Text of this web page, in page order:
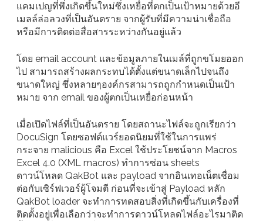
แคมเปญที่พึ่งเกิดขึ้นใหม่ซึ่งเหยื่อที่ตกเป็นเป้าหมายด้วยอี
เมลล์ล่อลวงที่เป็นอันตราย จากผู้รับที่มีความน่าเชื่อถือ
หรือมีการติดต่อสื่อสารระหว่างกันอยู่แล้ว
โดย email account และข้อมูลภายในเมล์ที่ถูกขโมยออก
ไป สามารถสร้างผลกระทบได้ตั้งแต่ขนาดเล็กไปจนถึง
ขนาดใหญ่ ซึ่งหลายๆองค์กรสามารถถูกกำหนดเป็นเป้า
หมาย จาก email ของผู้ตกเป็นเหยื่อก่อนหน้า
เมื่อเปิดไฟล์ที่เป็นอันตราย โดยสถานะไฟล์จะถูกเรียกว่า
DocuSign โดยซอฟต์แวร์ยอดนิยมที่ใช้ในการแพร่
กระจาย malicious คือ Excel ใช้ประโยชน์จาก Macros
Excel 4.0 (XML macros) ทำการซ่อน sheets
ดาวน์โหลด QakBot และ payload จากอินเทอเน็ตเชื่อม
ต่อกับเซิร์ฟเวอร์ผู้โจมตี ก่อนที่จะเข้าสู่ Payload หลัก
QakBot loader จะทำการทดสอบสิ่งที่เกิดขึ้นกับเครื่องที่
ติดตั้งอยู่เพื่อเลือกว่าจะทำการดาวน์โหลดไฟล์อะไรมาติด